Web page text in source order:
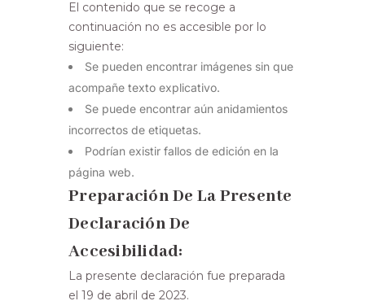
El contenido que se recoge a
continuación no es accesible por lo
siguiente:
Se pueden encontrar imágenes sin que
acompañe texto explicativo.
Se puede encontrar aún anidamientos
incorrectos de etiquetas.
Podrían existir fallos de edición en la
página web.
Preparación De La Presente
Declaración De
Accesibilidad:
La presente declaración fue preparada
el 19 de abril de 2023.